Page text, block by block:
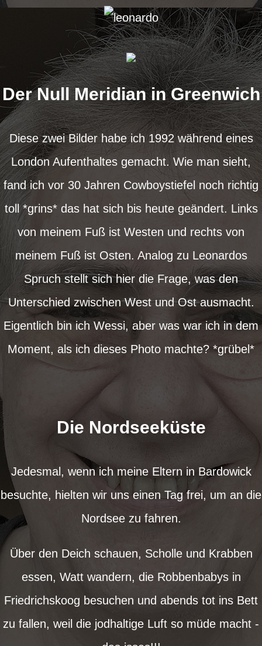
Der Null Meridian in Greenwich
Diese zwei Bilder habe ich 1992 während eines
London Aufenthaltes gemacht. Wie man sieht,
fand ich vor 30 Jahren Cowboystiefel noch richtig
toll *grins* das hat sich bis heute geändert. Links
von meinem Fuß ist Westen und rechts von
meinem Fuß ist Osten. Analog zu Leonardos
Spruch stellt sich hier die Frage, was den
Unterschied zwischen West und Ost ausmacht.
Eigentlich bin ich Wessi, aber was war ich in dem
Moment, als ich dieses Photo machte? *grübel*
Die Nordseeküste
Jedesmal, wenn ich meine Eltern in Bardowick
besuchte, hielten wir uns einen Tag frei, um an die
Nordsee zu fahren.
Über den Deich schauen, Scholle und Krabben
essen, Watt wandern, die Robbenbabys in
Friedrichskoog besuchen und abends tot ins Bett
zu fallen, weil die jodhaltige Luft so müde macht -